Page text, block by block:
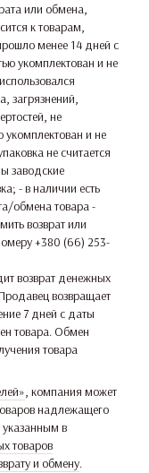
или обмена,
к товарам,
менее 14 дней с
укомплектован и не
загрязнений,
не
укомплектован и не
не считается
заводские
- в наличии есть
обмена товара -
возврат или
+380 (66) 253-
возврат денежных
возвращает
7 дней с даты
товара. Обмен
товара
, компания может
надлежащего
указанным в
товаров
и обмену.